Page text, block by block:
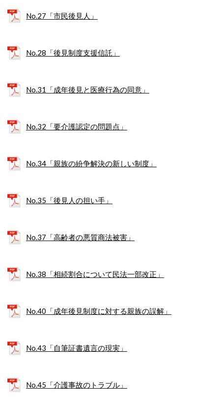
No.27「市民後見人」
No.28「後見制度支援信託」
No.31「成年後見と医療行為の同意」
No.32「要介護認定の問題点」
No.34「親族の紛争解決の新しい制度」
No.35「後見人の担い手」
No.37「高齢者の悪質商法被害」
No.38「相続割合について民法一部改正」
No.40「成年後見制度に対する親族の誤解」
No.43「自筆証書遺言の現実」
No.45「介護事故のトラブル」